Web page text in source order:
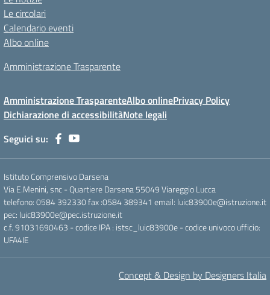
Le circolari
Calendario eventi
Albo online
Amministrazione Trasparente
Amministrazione TrasparenteAlbo onlinePrivacy Policy
Dichiarazione di accessibilitàNote legali
Seguici su:
Istituto Comprensivo Darsena
Via E.Menini, snc - Quartiere Darsena 55049 Viareggio Lucca
telefono: 0584 392330 fax :0584 389341 email: luic83900e@istruzione.it
pec: luic83900e@pec.istruzione.it
c.f. 91031690463 - codice IPA : istsc_luic83900e - codice univoco ufficio:
UFA4IE
Concept & Design by Designers Italia